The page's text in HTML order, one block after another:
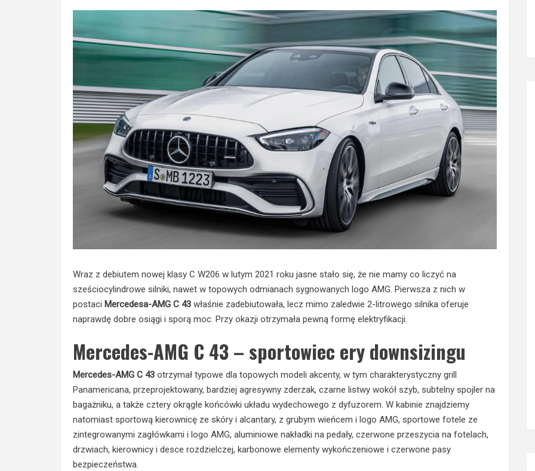
Wraz z debiutem nowej klasy C W206 w lutym 2021 roku jasne stało się, że nie mamy co liczyć na
sześciocylindrowe silniki, nawet w topowych odmianach sygnowanych logo AMG. Pierwsza z nich w
postaci Mercedesa-AMG C 43 właśnie zadebiutowała, lecz mimo zaledwie 2-litrowego silnika oferuje
naprawdę dobre osiągi i sporą moc. Przy okazji otrzymała pewną formę elektryfikacji.
Mercedes-AMG C 43 – sportowiec ery downsizingu
Mercedes-AMG C 43 otrzymał typowe dla topowych modeli akcenty, w tym charakterystyczny grill
Panamericana, przeprojektowany, bardziej agresywny zderzak, czarne listwy wokół szyb, subtelny spojler na
bagażniku, a także cztery okrągłe końcówki układu wydechowego z dyfuzorem. W kabinie znajdziemy
natomiast sportową kierownicę ze skóry i alcantary, z grubym wieńcem i logo AMG, sportowe fotele ze
zintegrowanymi zagłówkami i logo AMG, aluminiowe nakładki na pedały, czerwone przeszycia na fotelach,
drzwiach, kierownicy i desce rozdzielczej, karbonowe elementy wykończeniowe i czerwone pasy
bezpieczeństwa.